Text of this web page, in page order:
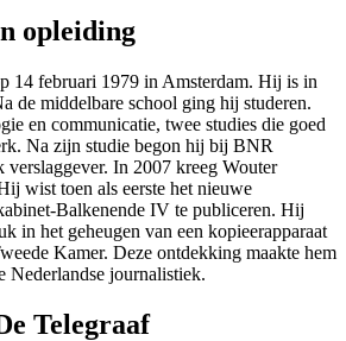
opleiding
14 februari 1979 in Amsterdam. Hij is in
de middelbare school ging hij studeren.
en communicatie, twee studies die goed
Na zijn studie begon hij bij BNR
In 2007 kreeg Wouter
wist toen als eerste het nieuwe
Balkenende IV te publiceren. Hij
in het geheugen van een kopieerapparaat
Kamer. Deze ontdekking maakte hem
Nederlandse journalistiek.
Telegraaf